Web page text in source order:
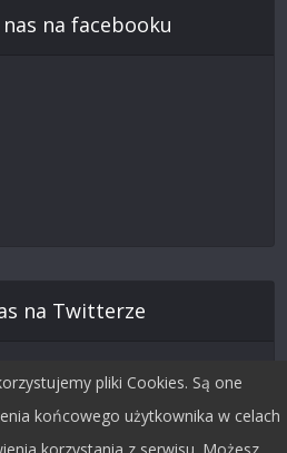
nas na facebooku
na Twitterze
pliki Cookies. Są one
końcowego użytkownika w celach